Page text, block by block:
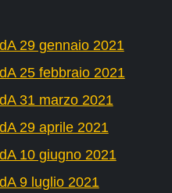
29 gennaio 2021
25 febbraio 2021
31 marzo 2021
29 aprile 2021
10 giugno 2021
9 luglio 2021